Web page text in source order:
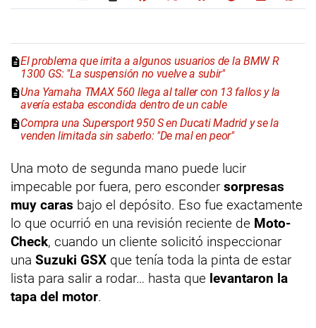
El problema que irrita a algunos usuarios de la BMW R
1300 GS: "La suspensión no vuelve a subir"
Una Yamaha TMAX 560 llega al taller con 13 fallos y la
avería estaba escondida dentro de un cable
Compra una Supersport 950 S en Ducati Madrid y se la
venden limitada sin saberlo: "De mal en peor"
Una moto de segunda mano puede lucir
impecable por fuera, pero esconder sorpresas
muy caras bajo el depósito. Eso fue exactamente
lo que ocurrió en una revisión reciente de Moto-
Check, cuando un cliente solicitó inspeccionar
una Suzuki GSX que tenía toda la pinta de estar
lista para salir a rodar… hasta que levantaron la
tapa del motor.